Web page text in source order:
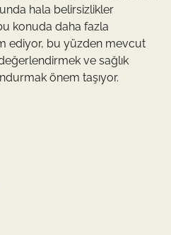
hala belirsizlikler
konuda daha fazla
ediyor, bu yüzden mevcut
ve sağlık
önem taşıyor.